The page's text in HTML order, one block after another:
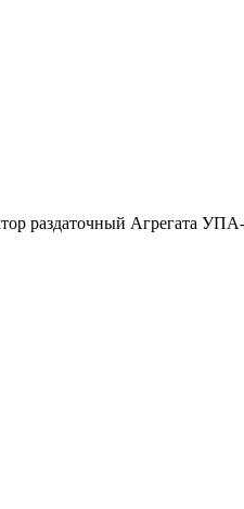
раздаточный Агрегата